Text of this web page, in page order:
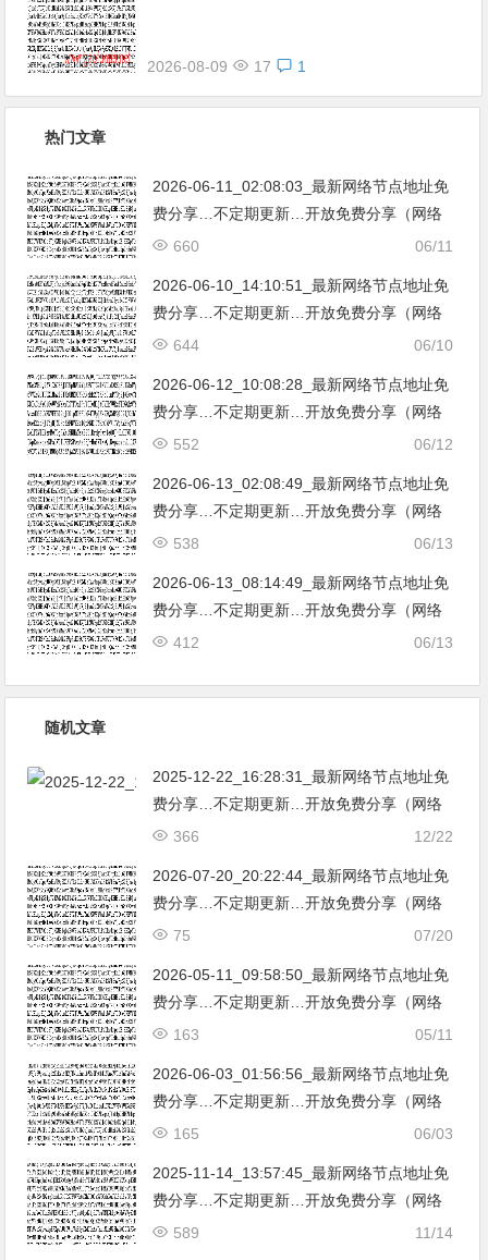
2026-08-09 17 1
热门文章
2026-06-11_02:08:03_最新网络节点地址免
费分享…不定期更新…开放免费分享（网络
免费节点香港|日本|韩国|新加坡|台湾|马来西
06/11
660
2026-06-10_14:10:51_最新网络节点地址免
费分享…不定期更新…开放免费分享（网络
免费节点香港|日本|韩国|新加坡|台湾|马来西
06/10
644
2026-06-12_10:08:28_最新网络节点地址免
费分享…不定期更新…开放免费分享（网络
免费节点香港|日本|韩国|新加坡|台湾|马来西
06/12
552
2026-06-13_02:08:49_最新网络节点地址免
费分享…不定期更新…开放免费分享（网络
免费节点香港|日本|韩国|新加坡|台湾|马来西
06/13
538
2026-06-13_08:14:49_最新网络节点地址免
费分享…不定期更新…开放免费分享（网络
免费节点香港|日本|韩国|新加坡|台湾|马来西
06/13
412
随机文章
2025-12-22_16:28:31_最新网络节点地址免
费分享…不定期更新…开放免费分享（网络
免费节点香港|日本|韩国|新加坡|台湾|马来西
12/22
366
2026-07-20_20:22:44_最新网络节点地址免
费分享…不定期更新…开放免费分享（网络
免费节点香港|日本|韩国|新加坡|台湾|马来西
07/20
75
2026-05-11_09:58:50_最新网络节点地址免
费分享…不定期更新…开放免费分享（网络
免费节点香港|日本|韩国|新加坡|台湾|马来西
05/11
163
2026-06-03_01:56:56_最新网络节点地址免
费分享…不定期更新…开放免费分享（网络
免费节点香港|日本|韩国|新加坡|台湾|马来西
06/03
165
2025-11-14_13:57:45_最新网络节点地址免
费分享…不定期更新…开放免费分享（网络
免费节点香港|日本|韩国|新加坡|台湾|马来西
11/14
589